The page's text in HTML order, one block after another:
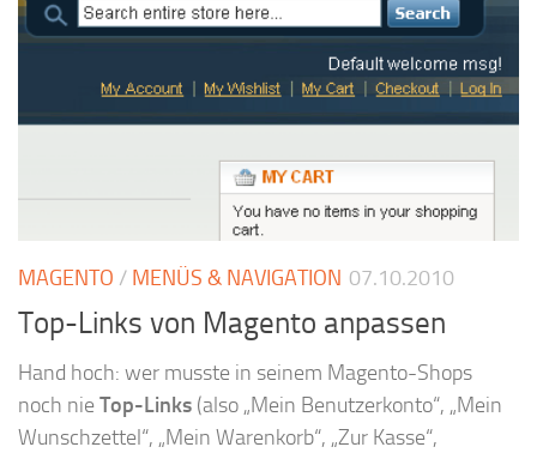
MAGENTO / MENÜS & NAVIGATION 07.10.2010
Top-Links von Magento anpassen
Hand hoch: wer musste in seinem Magento-Shops
noch nieTop-Links (also „Mein Benutzerkonto“, „Mein
Wunschzettel“, „Mein Warenkorb“, „Zur Kasse“,